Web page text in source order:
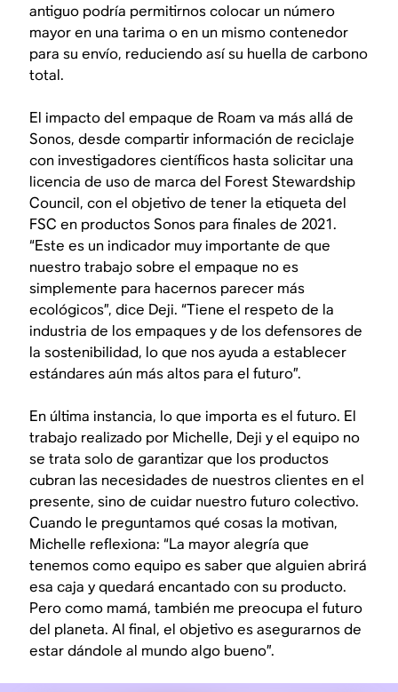
antiguo podría permitirnos colocar un número
mayor en una tarima o en un mismo contenedor
para su envío, reduciendo así su huella de carbono
total.
El impacto del empaque de Roam va más allá de
Sonos, desde compartir información de reciclaje
con investigadores científicos hasta solicitar una
licencia de uso de marca del Forest Stewardship
Council, con el objetivo de tener la etiqueta del
FSC en productos Sonos para finales de 2021.
“Este es un indicador muy importante de que
nuestro trabajo sobre el empaque no es
simplemente para hacernos parecer más
ecológicos”, dice Deji. “Tiene el respeto de la
industria de los empaques y de los defensores de
la sostenibilidad, lo que nos ayuda a establecer
estándares aún más altos para el futuro”.
En última instancia, lo que importa es el futuro. El
trabajo realizado por Michelle, Deji y el equipo no
se trata solo de garantizar que los productos
cubran las necesidades de nuestros clientes en el
presente, sino de cuidar nuestro futuro colectivo.
Cuando le preguntamos qué cosas la motivan,
Michelle reflexiona: “La mayor alegría que
tenemos como equipo es saber que alguien abrirá
esa caja y quedará encantado con su producto.
Pero como mamá, también me preocupa el futuro
del planeta. Al final, el objetivo es asegurarnos de
estar dándole al mundo algo bueno”.